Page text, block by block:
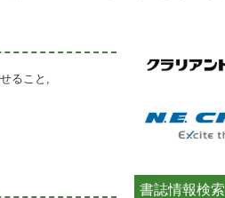
ること,
書誌情報検索